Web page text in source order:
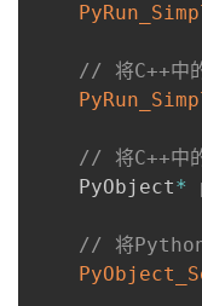
// 将C++中
// 将C++中
    PyObject
*
// 将Python